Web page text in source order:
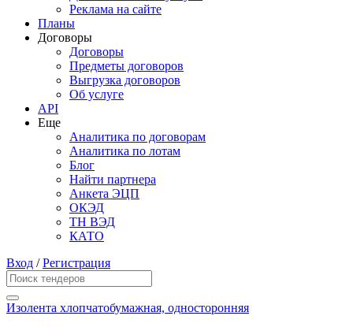
Реклама на сайте
Планы
Договоры
Договоры
Предметы договоров
Выгрузка договоров
Об услуге
API
Еще
Аналитика по договорам
Аналитика по лотам
Блог
Найти партнера
Анкета ЭЦП
ОКЭД
ТН ВЭД
КАТО
Вход /Регистрация
Изолента хлопчатобумажная, односторонняя